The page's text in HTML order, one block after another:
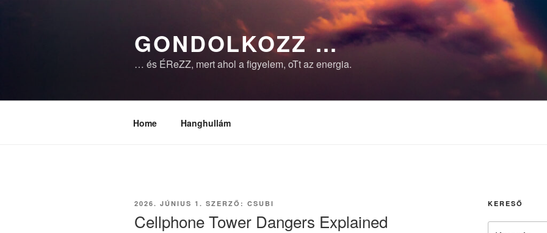
GONDOLKOZZ …
… és ÉReZZ, mert ahol a figyelem, oTt az energia.
Home Hanghullám
BEKÜLDVE:
2026. JÚNIUS 1. SZERZŐ: CSUBI
Cellphone Tower Dangers Explained
KERESŐ